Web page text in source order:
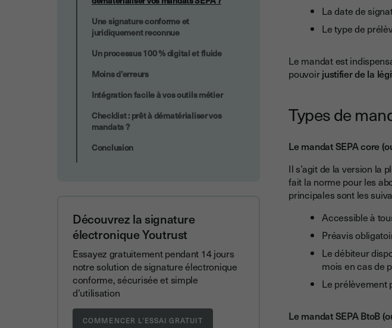
Une signature conforme et
juridiquement reconnue
Un processus 100 % digital et fluide
Moins d’erreurs
Intégration facile à vos outils métier
Checklist : prêt à dématérialiser vos
mandats ?
Conclusion
Découvrez la signature
électronique Youtrust
Essayez gratuitement pendant 14 jours
notre solution de signature électronique
conforme, sécurisée et simple
d’utilisation
La date de
Le type de
Le mandat est
pouvoirjustifier de la
Types de
Le mandat SEPA core
Il s’agit de la version la
fait la norme pour les
principales sont les
Accessible à
Préavis
Le débiteur
mois en cas de
Le prélèvement
Le mandat SEPA BtoB